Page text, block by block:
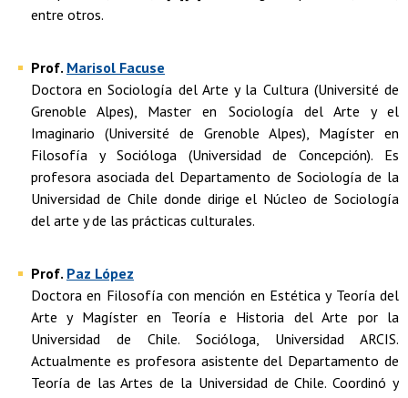
entre otros.
Prof. Marisol Facuse
Doctora en Sociología del Arte y la Cultura (Université de
Grenoble Alpes), Master en Sociología del Arte y el
Imaginario (Université de Grenoble Alpes), Magíster en
Filosofía y Socióloga (Universidad de Concepción). Es
profesora asociada del Departamento de Sociología de la
Universidad de Chile donde dirige el Núcleo de Sociología
del arte y de las prácticas culturales.
Prof. Paz López
Doctora en Filosofía con mención en Estética y Teoría del
Arte y Magíster en Teoría e Historia del Arte por la
Universidad de Chile. Socióloga, Universidad ARCIS.
Actualmente es profesora asistente del Departamento de
Teoría de las Artes de la Universidad de Chile. Coordinó y